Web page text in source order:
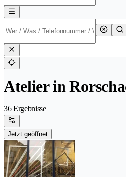
Atelier in
36 Ergebnisse
Jetzt geöffnet